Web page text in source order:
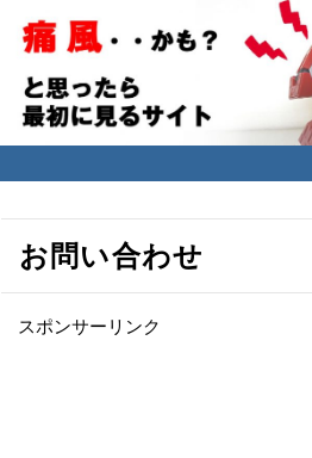
痛風かなと思ったら１
～ 高尿酸血
お問い合わせ
スポンサーリンク